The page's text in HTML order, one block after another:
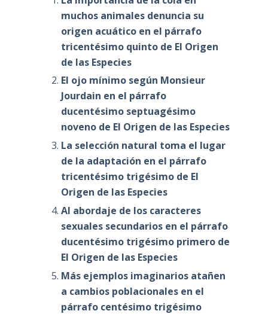
muchos animales denuncia su
origen acuático en el párrafo
tricentésimo quinto de El Origen
de las Especies
El ojo mínimo según Monsieur
Jourdain en el párrafo
ducentésimo septuagésimo
noveno de El Origen de las Especies
La selección natural toma el lugar
de la adaptación en el párrafo
tricentésimo trigésimo de El
Origen de las Especies
Al abordaje de los caracteres
sexuales secundarios en el párrafo
ducentésimo trigésimo primero de
El Origen de las Especies
Más ejemplos imaginarios atañen
a cambios poblacionales en el
párrafo centésimo trigésimo